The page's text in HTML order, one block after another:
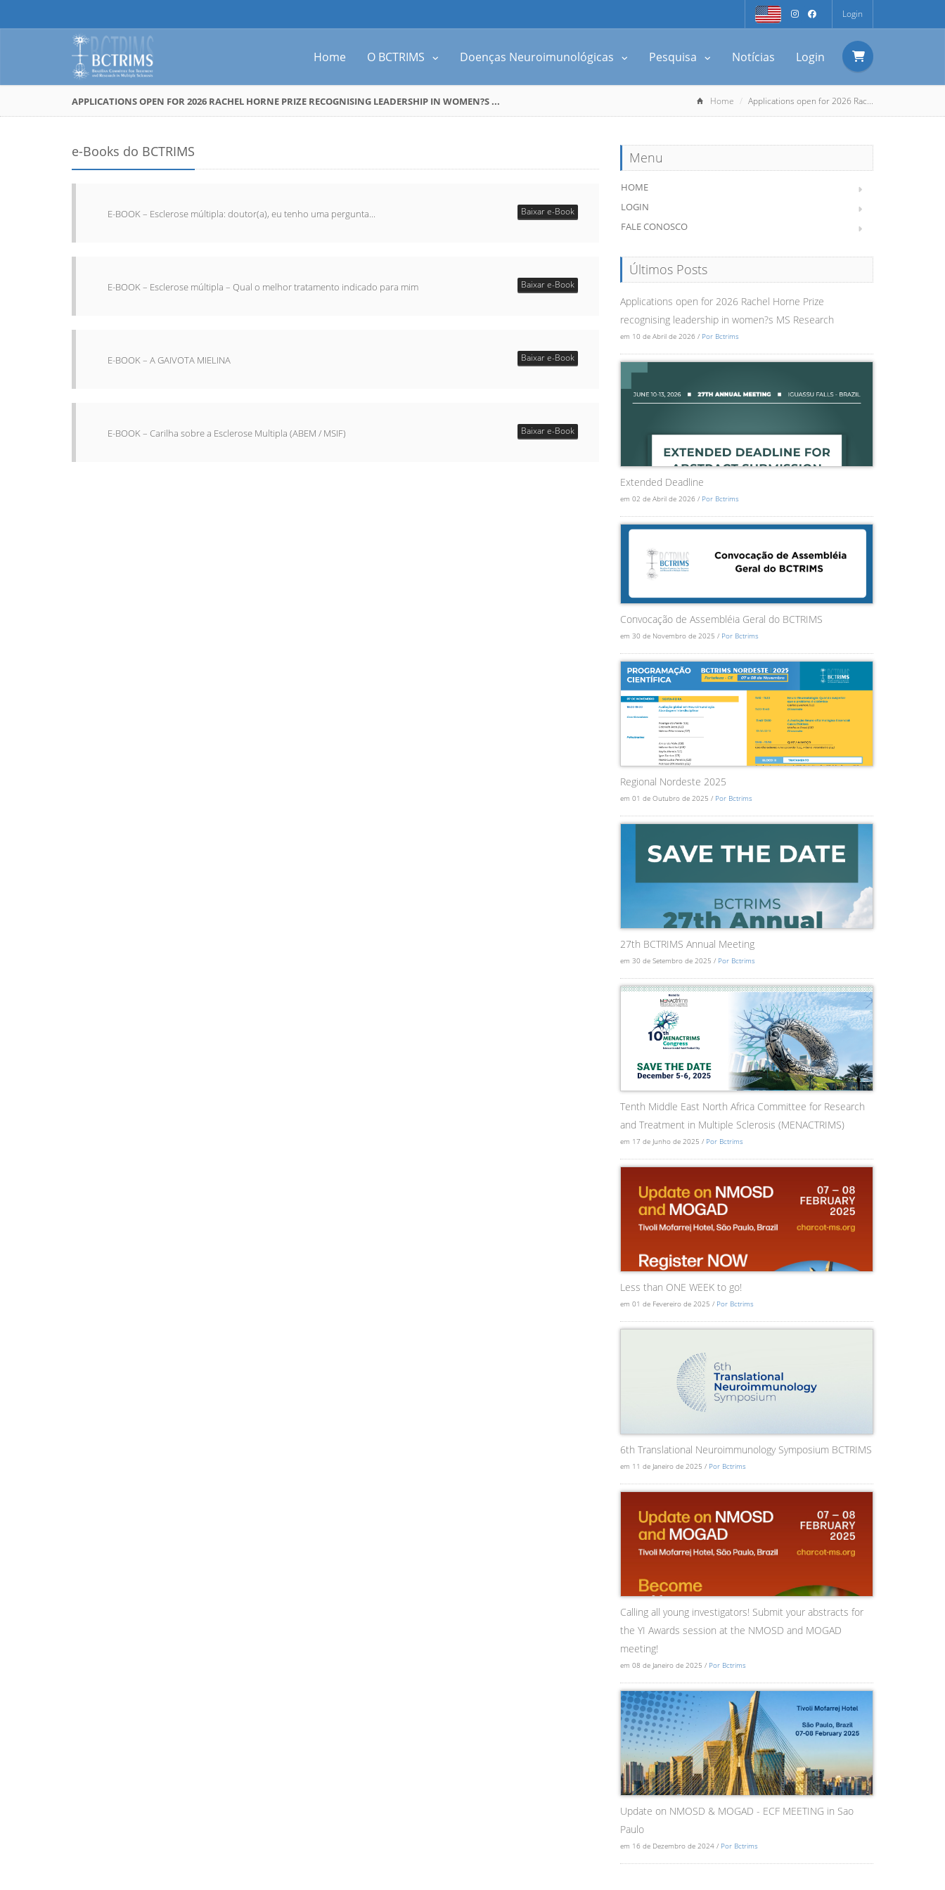
Login
Home O BCTRIMS Doenças Neuroimunológicas Pesquisa Notícias Login
APPLICATIONS OPEN FOR 2026 RACHEL HORNE PRIZE RECOGNISING LEADERSHIP IN WOMEN?S ... Home Applications open for 2026 Rac...
e-Books do BCTRIMS
E-BOOK – Esclerose múltipla: doutor(a), eu tenho uma pergunta... Baixar e-Book
E-BOOK – Esclerose múltipla – Qual o melhor tratamento indicado para mim Baixar e-Book
E-BOOK – A GAIVOTA MIELINA Baixar e-Book
E-BOOK – Carilha sobre a Esclerose Multipla (ABEM / MSIF) Baixar e-Book
Menu
HOME
LOGIN
FALE CONOSCO
Últimos Posts
Applications open for 2026 Rachel Horne Prize
recognising leadership in women?s MS Research
em 10 de Abril de 2026 / Por Bctrims
Extended Deadline
em 02 de Abril de 2026 / Por Bctrims
Convocação de Assembléia Geral do BCTRIMS
em 30 de Novembro de 2025 / Por Bctrims
Regional Nordeste 2025
em 01 de Outubro de 2025 / Por Bctrims
27th BCTRIMS Annual Meeting
em 30 de Setembro de 2025 / Por Bctrims
Tenth Middle East North Africa Committee for Research
and Treatment in Multiple Sclerosis (MENACTRIMS)
em 17 de Junho de 2025 / Por Bctrims
Less than ONE WEEK to go!
em 01 de Fevereiro de 2025 / Por Bctrims
6th Translational Neuroimmunology Symposium BCTRIMS
em 11 de Janeiro de 2025 / Por Bctrims
Calling all young investigators! Submit your abstracts for
the YI Awards session at the NMOSD and MOGAD
meeting!
em 08 de Janeiro de 2025 / Por Bctrims
Update on NMOSD & MOGAD - ECF MEETING in Sao
Paulo
em 16 de Dezembro de 2024 / Por Bctrims